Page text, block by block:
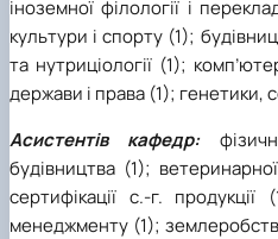
іноземної філології і
культури і спорту (1);
та нутриціології (1);
держави і права (1); генетики,
Асистентів кафедр:
будівництва (1);
сертифікації с.-г. продукції
менеджменту (1);